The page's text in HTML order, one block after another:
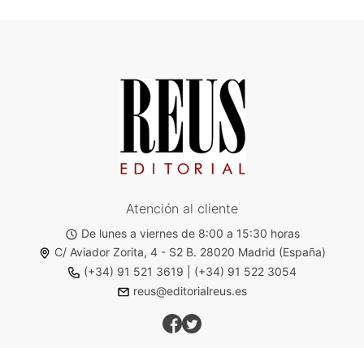
Atención al cliente
De lunes a viernes de 8:00 a 15:30 horas
C/ Aviador Zorita, 4 - S2 B. 28020 Madrid (España)
(+34) 91 521 3619
(+34) 91 522 3054
reus@editorialreus.es